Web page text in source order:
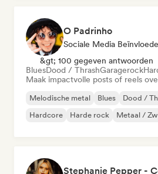
O Padrinho
Sociale Media
&gt; 100 gegeven antwoorden
BluesDood / ThrashGaragerock
Maak impactvolle posts of reels
Melodische metal Blues Dood /
Hardcore
Harde rock Metaal /
Stephanie Pepper -